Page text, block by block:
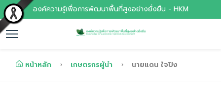
องค์ความรู้เพื่อการพัฒนาพื้นที่สูงอย่างยั่งยืน - HKM
หน้าหลัก เกษตรกรผู้นำ นายแดน ใจปิง